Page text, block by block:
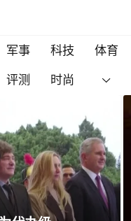
军事 科技
体育
评测 时尚